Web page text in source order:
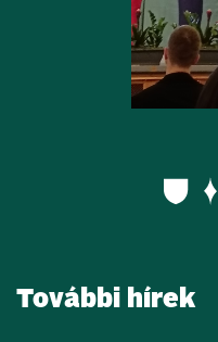
További hírek